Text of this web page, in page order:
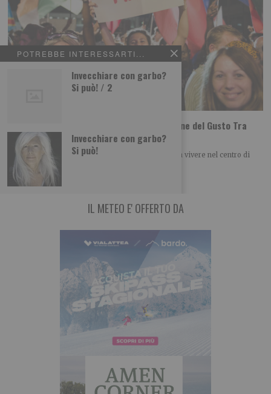
POTREBBE INTERESSARTI...
Invecchiare con garbo?
Si può! / 2
Invecchiare con garbo?
Si può!
Tutti i gusti del mondo a Terra Madre Salone del Gusto Tra
poco più di un mese a Torino
Una selezione di laboratori, degustazioni e cene da vivere nel centro di
Torino dal 24 al
IL METEO E' OFFERTO DA